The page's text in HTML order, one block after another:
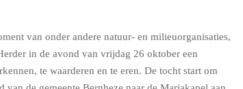
van onder andere natuur- en milieuorganisaties,
in de avond van vrijdag 26 oktober een
te waarderen en te eren. De tocht start om